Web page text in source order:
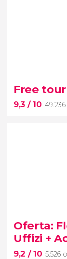
2.660 opiniones
Free
9,3 / 10
La ciudad de
supuesto, la
Roma
Oferta:
Uffizi +
9,2 / 10 5.526